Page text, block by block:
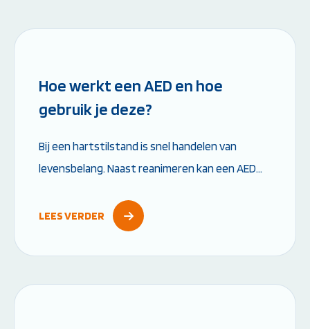
Hoe werkt een AED en hoe
gebruik je deze?
Bij een hartstilstand is snel handelen van
levensbelang. Naast reanimeren kan een AED
hoe werkt een AED precies en wat moet je...
LEES VERDER